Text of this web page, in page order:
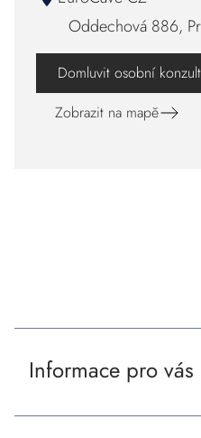
Oddechová 886,
Domluvit osobní
Zobrazit na mapě
Informace pro vás